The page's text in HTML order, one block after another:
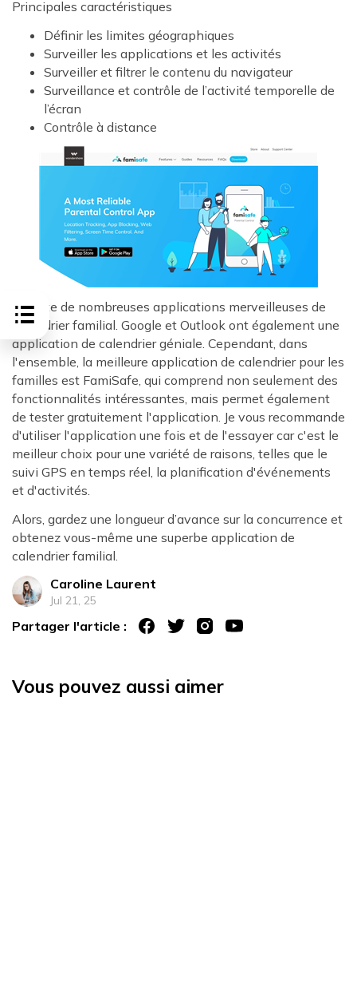
Principales caractéristiques
Définir les limites géographiques
Surveiller les applications et les activités
Surveiller et filtrer le contenu du navigateur
Surveillance et contrôle de l’activité temporelle de
l’écran
Contrôle à distance
Il existe de nombreuses applications merveilleuses de
calendrier familial. Google et Outlook ont également une
application de calendrier géniale. Cependant, dans
l'ensemble, la meilleure application de calendrier pour les
familles est FamiSafe, qui comprend non seulement des
fonctionnalités intéressantes, mais permet également
de tester gratuitement l'application. Je vous recommande
d'utiliser l'application une fois et de l'essayer car c'est le
meilleur choix pour une variété de raisons, telles que le
suivi GPS en temps réel, la planification d'événements
et d'activités.
Alors, gardez une longueur d’avance sur la concurrence et
obtenez vous-même une superbe application de
calendrier familial.
Caroline Laurent
Jul 21, 25
Partager l'article :
Vous pouvez aussi aimer